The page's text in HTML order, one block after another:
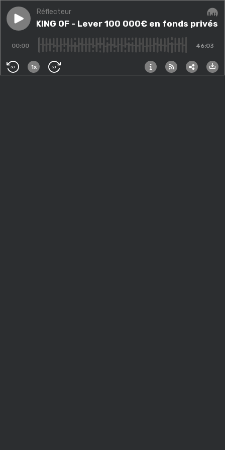
Play episode #12 - MAKING OF - Lever 100 000€ en fonds privés
Réflecteur
- MAKING OF - Lever 100 000€ en fonds
00:00 46:03
30 1x 30